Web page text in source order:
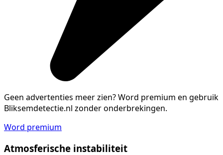
Geen advertenties meer zien?Word premium en gebruik
Bliksemdetectie.nl zonder onderbrekingen.
Word premium
Atmosferische instabiliteit